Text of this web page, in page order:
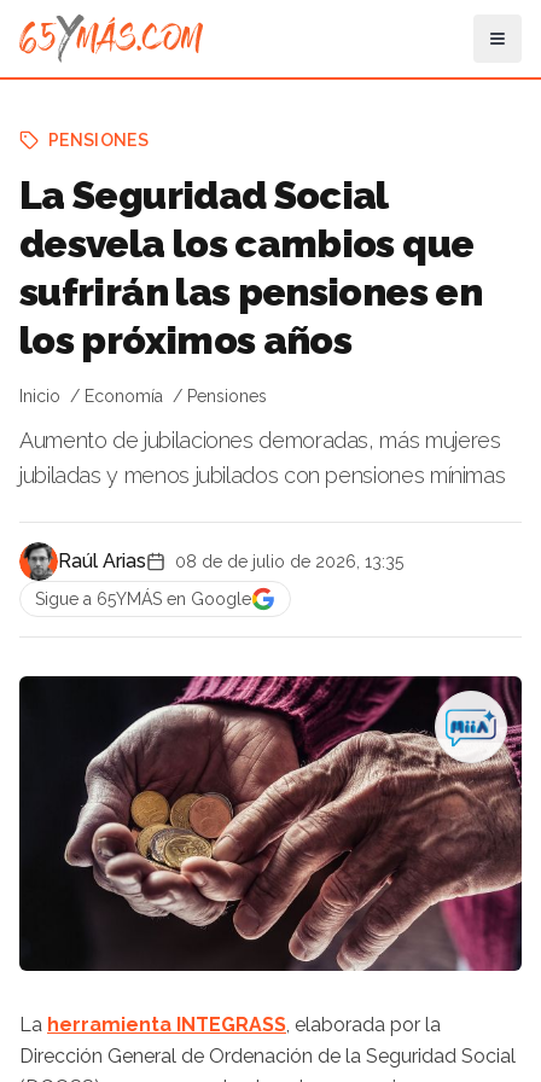
PENSIONES
La Seguridad Social
desvela los cambios que
sufrirán las pensiones en
los próximos años
Inicio Economía Pensiones
Aumento de jubilaciones demoradas, más mujeres
jubiladas y menos jubilados con pensiones mínimas
Raúl Arias
08 de de julio de 2026, 13:35
Sigue a 65YMÁS en Google
La herramienta INTEGRASS, elaborada por la
Dirección General de Ordenación de la Seguridad Social